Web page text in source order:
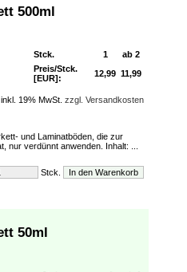
500ml
Stck. 1
ab 2
Preis/Stck.
[EUR]:
12,99 11,99
inkl. 19% MwSt. zzgl. Versandkosten
und Laminatböden, die zur
nur verdünnt anwenden. Inhalt: ...
Stck.
50ml